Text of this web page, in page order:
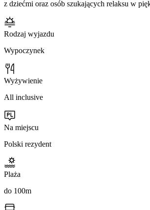
z dziećmi oraz osób szukających relaksu w
Rodzaj wyjazdu
Wypoczynek
Wyżywienie
All inclusive
Na miejscu
Polski rezydent
Plaża
do 100m